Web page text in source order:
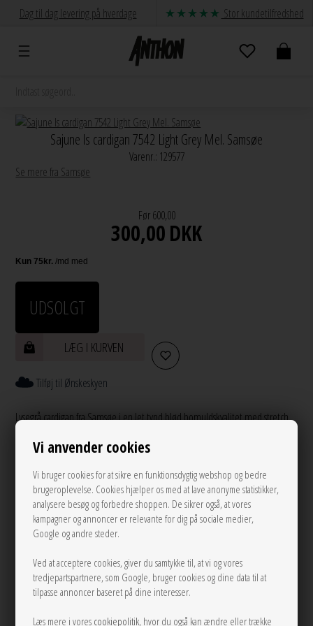
Vi anvender cookies
Vi bruger cookies for at sikre en funktionsdygtig webshop og bedre
brugeroplevelse. Cookies hjælper os med at lave anonyme statistikker,
analysere besøg og forbedre shoppen. De sikrer også, at vores
kampagner og annoncer er relevante for dig på sociale medier,
Google og andre steder.
Ved at acceptere cookies, giver du samtykke til, at vi og vores
tredjepartspartnere, som Google, bruger cookies og dine data til at
tilpasse annoncer baseret på dine interesser.
Læs mere i vores cookiepolitik, hvor du også kan ændre eller trække
Dag til dag levering på hverdage Stor kundetilfredshed
Sajune ls cardigan 7542 Light Grey Mel. Samsøe
Varenr.: 129577
Se mere fra Samsøe
Før 600,00
300,00DKK
UDSOLGT
LÆG I KURVEN
Tilføj til Ønskeskyen
Lysegrå cardigan fra Samsøe i en let tynd blød bomuldskvalitet med stretch.
rib, samt lange smalle ærmer.
Mål Str. M:
Brystomkreds: 94 cm
Længde: 53 cm
Info Spørg til varen Levering
Farve:Lysegrå